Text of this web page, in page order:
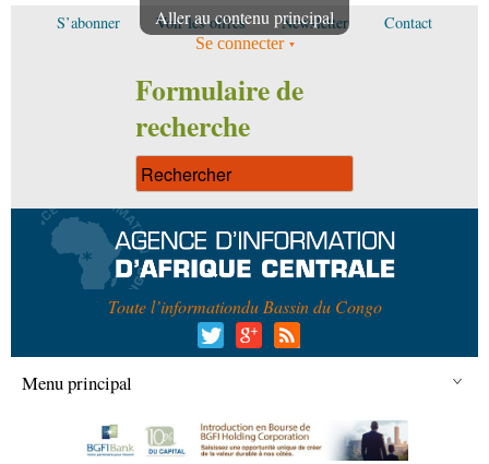
Aller au contenu principal
S’abonner Voir les offres Newsletter Contact
Se connecter
Formulaire de
recherche
Toute l’informationdu Bassin du Congo
Menu principal